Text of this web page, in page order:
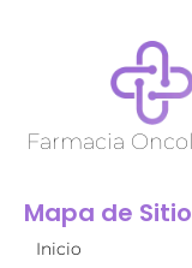
Farmacia
Mapa de Sitio
Inicio